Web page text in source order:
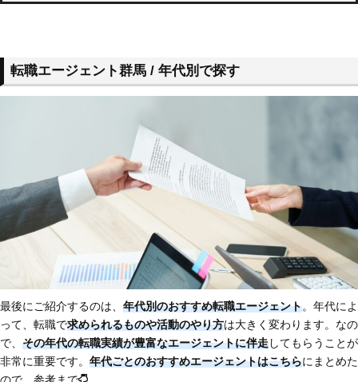
転職エージェント群馬 / 年代別で探す
最後にご紹介するのは、 年代別のおすすめ転職エージェント。年代によ
って、転職で求められるものや活動のやり方は大きく変わります。なの
で、 その年代の転職実績が豊富なエージェントに伴走してもらうことが
非常に重要です。 年代ごとのおすすめエージェントはこちらにまとめた